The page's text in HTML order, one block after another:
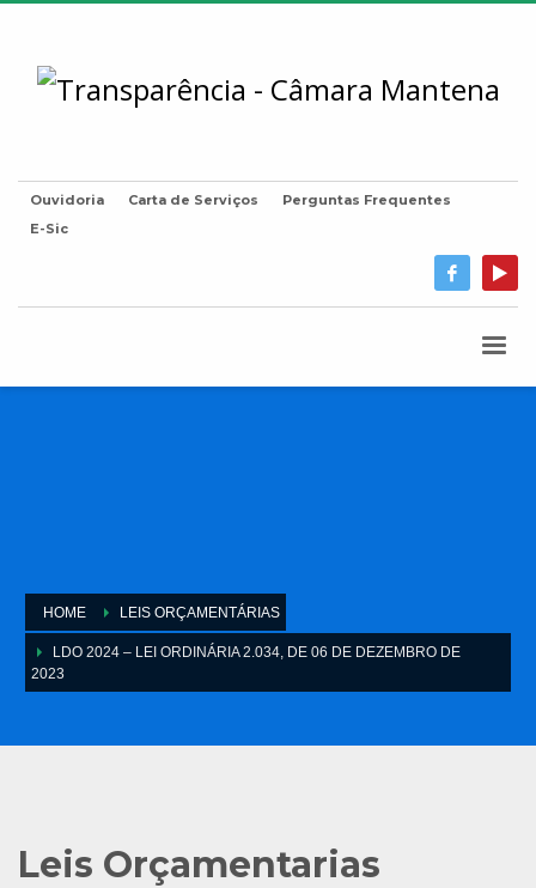
Ouvidoria Carta de Serviços
Perguntas Frequentes
E-Sic
HOME LEIS ORÇAMENTÁRIAS
LDO 2024 – LEI ORDINÁRIA 2.034, DE 06 DE DEZEMBRO DE
2023
Leis Orçamentarias